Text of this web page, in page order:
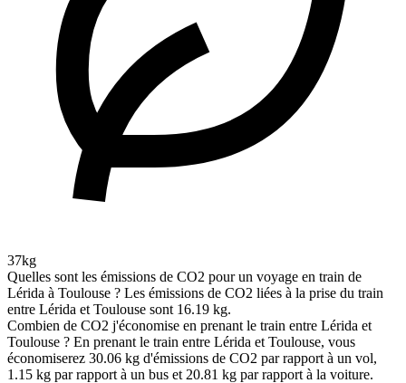
37kg
Quelles sont les émissions de CO2 pour un voyage en train de
Lérida à Toulouse ? Les émissions de CO2 liées à la prise du train
entre Lérida et Toulouse sont 16.19 kg.
Combien de CO2 j'économise en prenant le train entre Lérida et
Toulouse ? En prenant le train entre Lérida et Toulouse, vous
économiserez 30.06 kg d'émissions de CO2 par rapport à un vol,
1.15 kg par rapport à un bus et 20.81 kg par rapport à la voiture.